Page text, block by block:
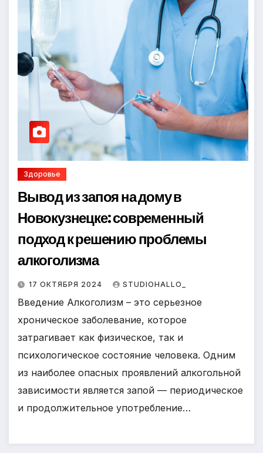
Здоровье
Вывод из запоя на дому в
Новокузнецке: современный
подход к решению проблемы
алкоголизма
17 ОКТЯБРЯ 2024 STUDIOHALLO_
Введение Алкоголизм – это серьезное
хроническое заболевание, которое
затрагивает как физическое, так и
психологическое состояние человека. Одним
из наиболее опасных проявлений алкогольной
зависимости является запой — периодическое
и продолжительное употребление…